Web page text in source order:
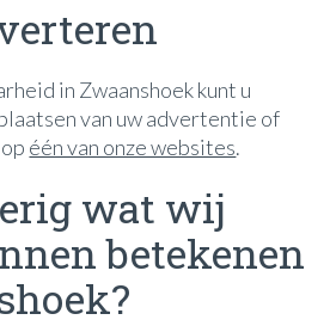
in Zwaanshoek kunt u
van uw advertentie of
één van onze websites.
wat wij
betekenen